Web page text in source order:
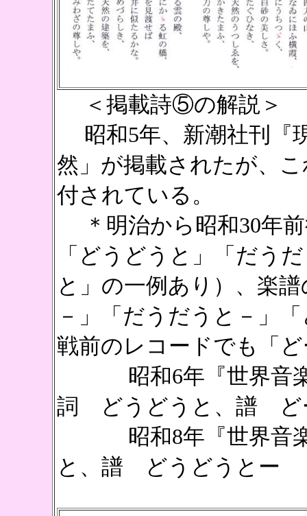
＜掲載詩⑤の解説＞
昭和5年、新潮社刊『
然」が掲載されたが、
付されている。
＊明治から昭和30年
「どうどうと」「だう
と」の一例あり）、楽
－」「だうだうと－」
戦前のレコードでも「
昭和6年『世界音楽
詞 どうどうと、譜 ど
昭和8年『世界音楽
と、譜 どうどうとー